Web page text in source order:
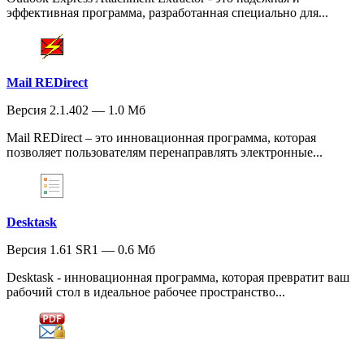
эффективная программа, разработанная специально для...
Mail REDirect
Версия 2.1.402 — 1.0 Мб
Mail REDirect – это инновационная программа, которая
позволяет пользователям перенаправлять электронные...
Desktask
Версия 1.61 SR1 — 0.6 Мб
Desktask - инновационная программа, которая превратит ваш
рабочий стол в идеальное рабочее пространство...